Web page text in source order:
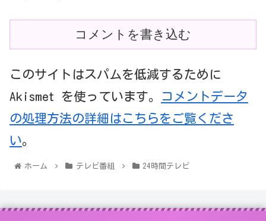
コメントを書き込む
このサイトはスパムを低減するために
Akismet を使っています。
コメントデータ
の処理方法の詳細はこちらをご覧くださ
い。
ホーム テレビ番組 24時間テレビ